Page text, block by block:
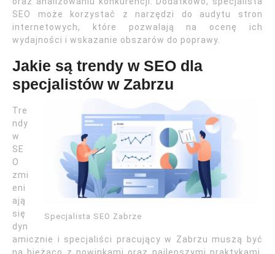
SEO może korzystać z narzędzi do audytu stron
internetowych, które pozwalają na ocenę ich
wydajności i wskazanie obszarów do poprawy.
Jakie są trendy w SEO dla
specjalistów w Zabrzu
Specjalista SEO Zabrze
Tre
ndy
w
SE
O
zmi
eni
ają
się
dyn
amicznie i specjaliści pracujący w Zabrzu muszą być